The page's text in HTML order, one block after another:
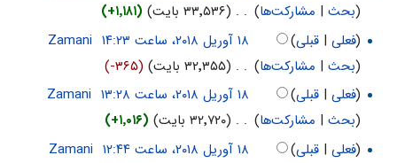
(بحث| مشارکت‌ها)
. . (۳۳٬۵۳۶ بایت)
(+۱٬۱۸۱)
(فعلی| قبلی)
‏
Zamani
(بحث| مشارکت‌ها)
. . (۳۲٬۳۵۵ بایت)
(-۳۶۵)
(فعلی| قبلی)
‏
Zamani
(بحث| مشارکت‌ها)
. . (۳۲٬۷۲۰ بایت)
(+۱٬۰۱۶)
(فعلی| قبلی)
‏
Zamani